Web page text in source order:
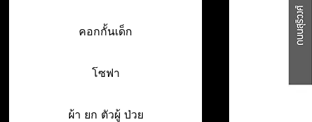
คอกกั้นเด็ก
โซฟา
ผ้า ยก ตัวผู้ ป่วย